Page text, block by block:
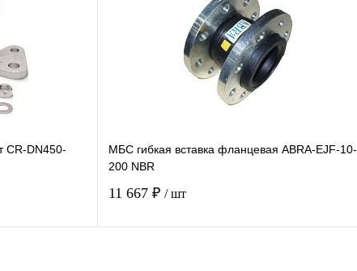
CR-DN450-
МБС гибкая вставка фланцевая ABRA-EJF-10-
200 NBR
11 667 ₽ / шт